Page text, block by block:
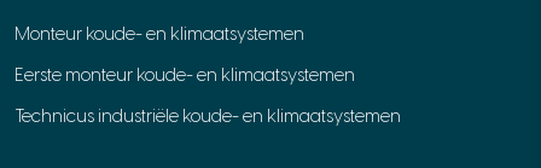
Monteur koude- en klimaatsystemen
Eerste monteur koude- en klimaatsystemen
Technicus industriële koude- en klimaatsystemen